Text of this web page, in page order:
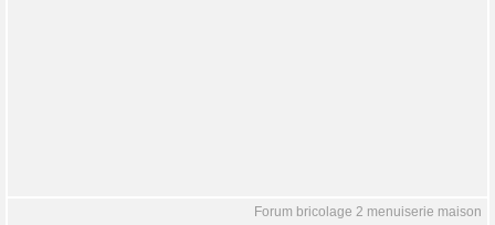
Forum bricolage 2 menuiserie maison